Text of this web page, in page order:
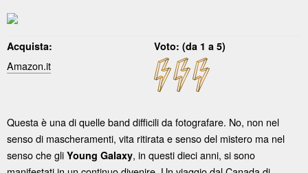
Acquista: Voto: (da 1 a 5)
Amazon.it
Questa è una di quelle band difficili da fotografare. No, non nel
senso di mascheramenti, vita ritirata e senso del mistero ma nel
senso che gli Young Galaxy, in questi dieci anni, si sono